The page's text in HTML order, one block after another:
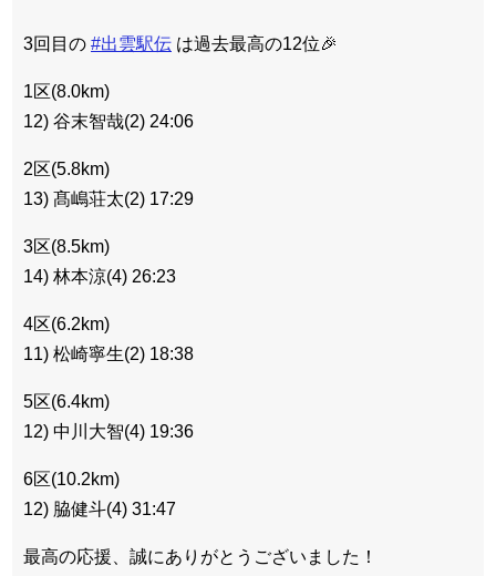
3回目の #出雲駅伝 は過去最高の12位🎉
1区(8.0km)
12) 谷末智哉(2) 24:06
2区(5.8km)
13) 髙嶋荘太(2) 17:29
3区(8.5km)
14) 林本涼(4) 26:23
4区(6.2km)
11) 松崎寧生(2) 18:38
5区(6.4km)
12) 中川大智(4) 19:36
6区(10.2km)
12) 脇健斗(4) 31:47
最高の応援、誠にありがとうございました！